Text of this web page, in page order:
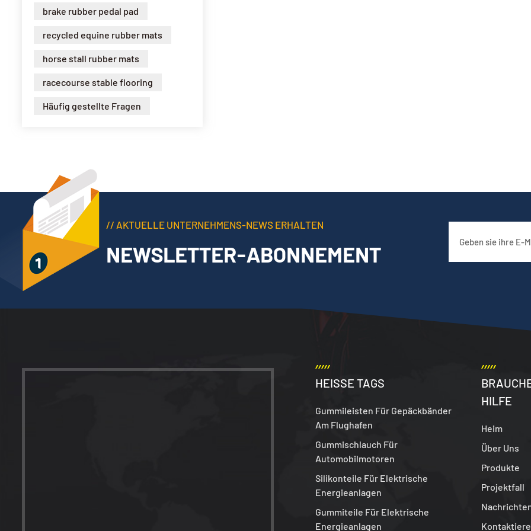
brake rubber pedal pad
recycled equine rubber mats
horse stall rubber mats
racecourse stable flooring
Häufig gestellte Fragen
// AKTUELLE UNTERNEHMENS-NEWS ERHALTEN
NEWSLETTER-ABONNEMENT
HEISSE TAGS
Gummileisten Für Gepäckbänder
Am Flughafen
Gummischlauch Für
Automobilmotoren
Silikonteile Für Elektrische
Energieanlagen
Gummiteile Für Elektrische
Energieanlagen
HILFE
Heim
Über Uns
Produkte
Projektfall